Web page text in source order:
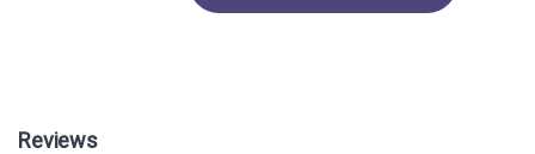
Reviews